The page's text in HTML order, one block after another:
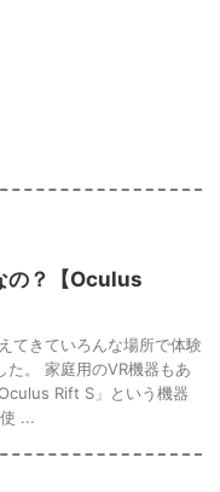
の？【Oculus
てきていろんな場所で体験
た。 家庭用のVR機器もあ
Rift S」という機器
...